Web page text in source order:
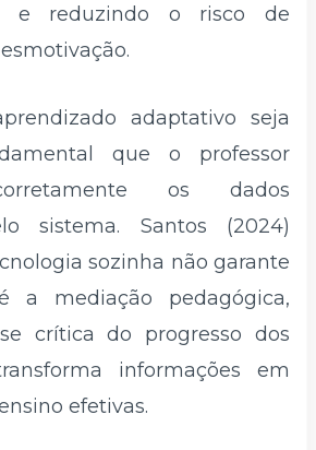
e reduzindo o risco de
adaptativo seja
que o professor
os dados
sistema. Santos (2024)
sozinha não garante
a mediação pedagógica,
crítica do progresso dos
informações em
efetivas.